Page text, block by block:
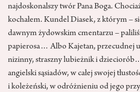
najdoskonalszy twór Pana Boga.
kochałem. Kundel Diasek, z którym –
dawnym żydowskim cmentarzu –
papierosa… Albo Kajetan, przecudnej
nizinny, straszny lubieżnik i
angielski sąsiadów, w całej swojej
i koleżeński, w odróżnieniu od jego